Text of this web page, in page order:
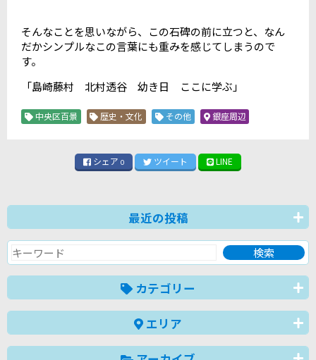
そんなことを思いながら、この石碑の前に立つと、なん
だかシンプルなこの言葉にも重みを感じてしまうので
す。
「島崎藤村 北村透谷 幼き日 ここに学ぶ」
中央区百景 歴史・文化 その他 銀座周辺
シェア 0 ツイート LINE
最近の投稿
カテゴリー
エリア